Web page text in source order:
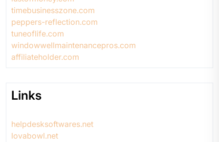
timebusinesszone.com
peppers-reflection.com
tuneoflife.com
windowwellmaintenancepros.com
affiliateholder.com
Links
helpdesksoftwares.net
lovabowl.net